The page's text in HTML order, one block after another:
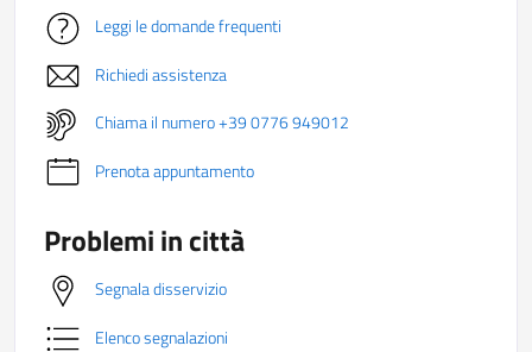
Leggi le domande frequenti
Richiedi assistenza
Chiama il numero +39 0776 949012
Prenota appuntamento
Problemi in città
Segnala disservizio
Elenco segnalazioni